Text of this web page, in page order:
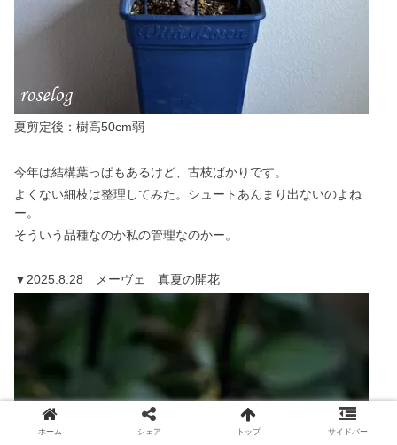
夏剪定後：樹高50cm弱
今年は結構葉っぱもあるけど、古枝ばかりです。
よくない細枝は整理してみた。シュートあんまり出ないのよね
ー。
そういう品種なのか私の管理なのかー。
▼2025.8.28 メーヴェ 真夏の開花
ホーム シェア トップ サイドバー